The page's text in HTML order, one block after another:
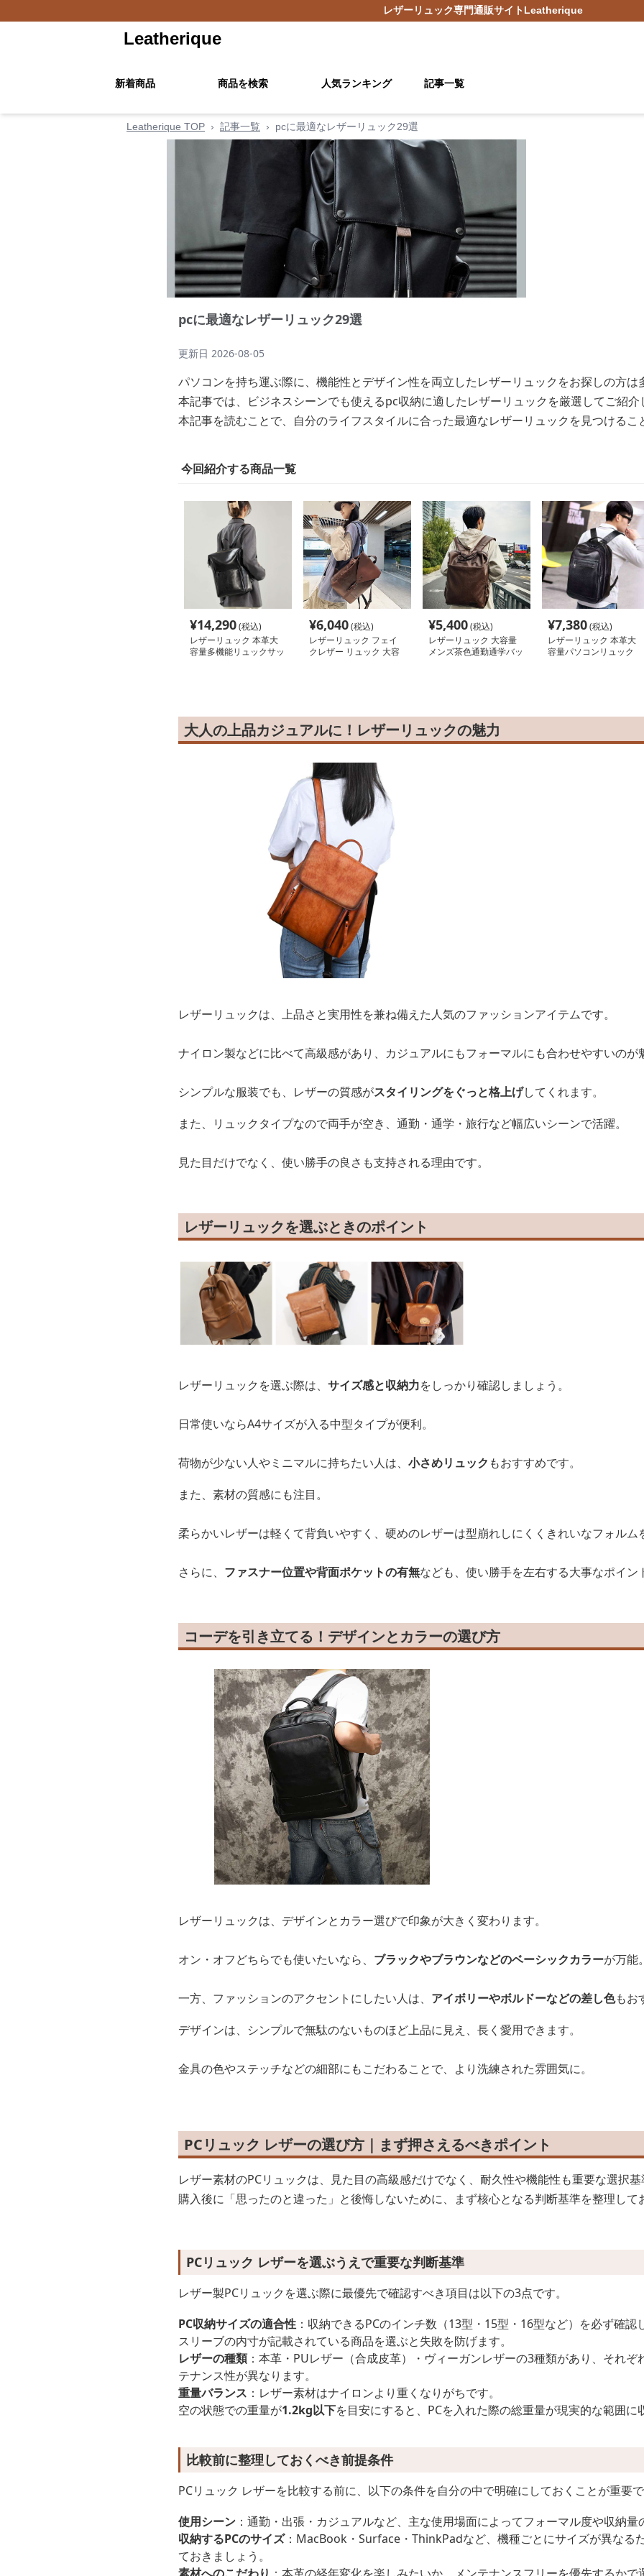
レザーリュック専門通販サイトLeatherique
Leatherique
新着商品 商品を検索 人気ランキング 記事一覧
Leatherique TOP › 記事一覧 › pcに最適なレザーリュック29選
pcに最適なレザーリュック29選
更新日 2026-08-05
パソコンを持ち運ぶ際に、機能性とデザイン性を両立したレザーリュックをお探しの方
本記事では、ビジネスシーンでも使えるpc収納に適したレザーリュックを厳選してご紹介
本記事を読むことで、自分のライフスタイルに合った最適なレザーリュックを見つけるこ
今回紹介する商品一覧
¥14,290(税込)
レザーリュック 本革大
容量多機能リュックサッ
¥6,040(税込)
レザーリュック フェイ
クレザー リュック 大容
¥5,400(税込)
レザーリュック 大容量
メンズ茶色通勤通学バッ
¥7,380(税込)
レザーリュック 本革大
容量パソコンリュック
大人の上品カジュアルに！レザーリュックの魅力
レザーリュックは、上品さと実用性を兼ね備えた人気のファッションアイテムです。
ナイロン製などに比べて高級感があり、カジュアルにもフォーマルにも合わせやすいのが
シンプルな服装でも、レザーの質感がスタイリングをぐっと格上げしてくれます。
また、リュックタイプなので両手が空き、通勤・通学・旅行など幅広いシーンで活躍。
見た目だけでなく、使い勝手の良さも支持される理由です。
レザーリュックを選ぶときのポイント
レザーリュックを選ぶ際は、 サイズ感と収納力をしっかり確認しましょう。
日常使いならA4サイズが入る中型タイプが便利。
荷物が少ない人やミニマルに持ちたい人は、 小さめリュック もおすすめです。
また、素材の質感にも注目。
柔らかいレザーは軽くて背負いやすく、硬めのレザーは型崩れしにくくきれいなフォルム
さらに、 ファスナー位置や背面ポケットの有無なども、使い勝手を左右する大事なポイン
コーデを引き立てる！デザインとカラーの選び方
レザーリュックは、デザインとカラー選びで印象が大きく変わります。
オン・オフどちらでも使いたいなら、 ブラックやブラウンなどのベーシックカラーが万能
一方、ファッションのアクセントにしたい人は、 アイボリーやボルドーなどの差し色もお
デザインは、シンプルで無駄のないものほど上品に見え、長く愛用できます。
金具の色やステッチなどの細部にもこだわることで、より洗練された雰囲気に。
PCリュック レザーの選び方｜まず押さえるべきポイント
レザー素材のPCリュックは、見た目の高級感だけでなく、耐久性や機能性も重要な選択
購入後に「思ったのと違った」と後悔しないために、まず核心となる判断基準を整理して
PCリュック レザーを選ぶうえで重要な判断基準
レザー製PCリュックを選ぶ際に最優先で確認すべき項目は以下の3点です。
PC収納サイズの適合性 ：収納できるPCのインチ数（13型・15型・16型など）を必ず確認
スリーブの内寸が記載されている商品を選ぶと失敗を防げます。
レザーの種類：本革・PUレザー（合成皮革）・ヴィーガンレザーの3種類があり、それぞ
テナンス性が異なります。
重量バランス ：レザー素材はナイロンより重くなりがちです。
空の状態での重量が1.2kg以下を目安にすると、PCを入れた際の総重量が現実的な範囲に
比較前に整理しておくべき前提条件
PCリュック レザーを比較する前に、以下の条件を自分の中で明確にしておくことが重要
使用シーン ：通勤・出張・カジュアルなど、主な使用場面によってフォーマル度や収納
収納するPCのサイズ：MacBook・Surface・ThinkPadなど、機種ごとにサイズが異なる
ておきましょう。